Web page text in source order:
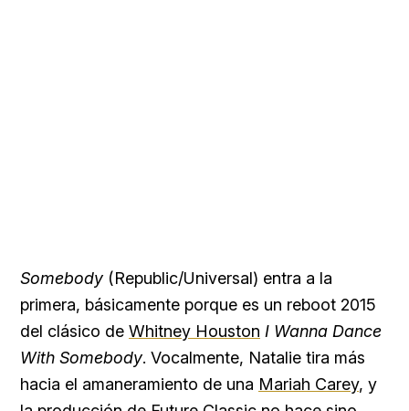
Somebody (Republic/Universal) entra a la
primera, básicamente porque es un reboot 2015
del clásico de Whitney Houston I Wanna Dance
With Somebody. Vocalmente, Natalie tira más
hacia el amaneramiento de una Mariah Carey, y